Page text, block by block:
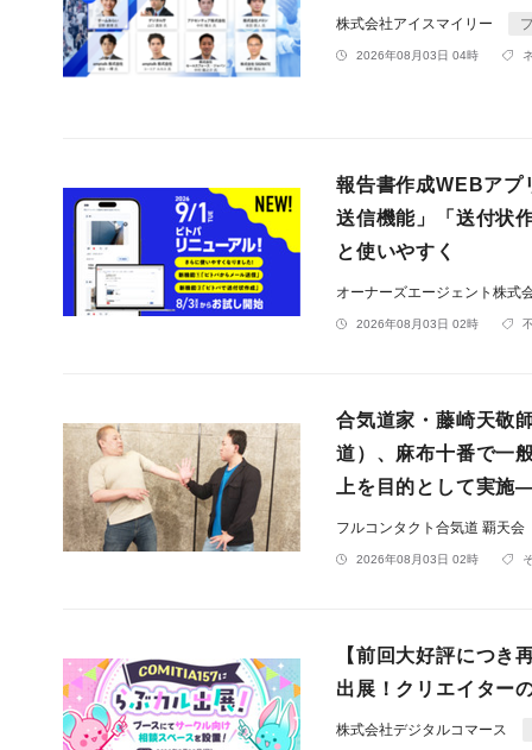
株式会社アイスマイリー
2026年08月03日 04時
報告書作成WEBアプ
送信機能」「送付状
と使いやすく
オーナーズエージェント株式
2026年08月03日 02時
合気道家・藤崎天敬
道）、麻布十番で一
上を目的として実施
フルコンタクト合気道 覇天会
2026年08月03日 02時
【前回大好評につ
出展！クリエイター
株式会社デジタルコマース